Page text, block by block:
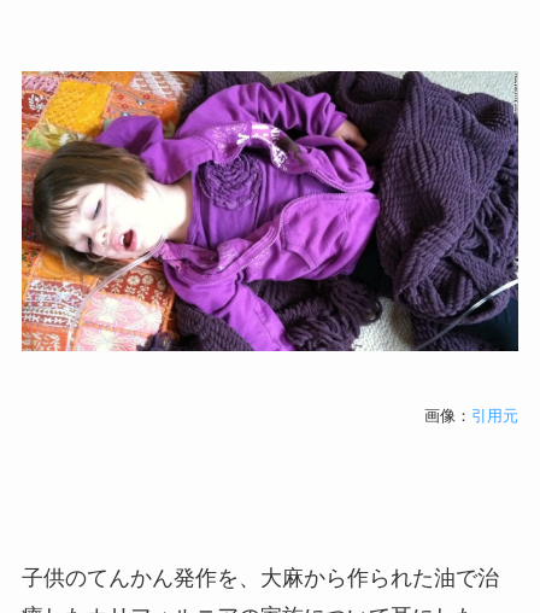
画像： 引用元
子供のてんかん発作を、大麻から作られた油で治